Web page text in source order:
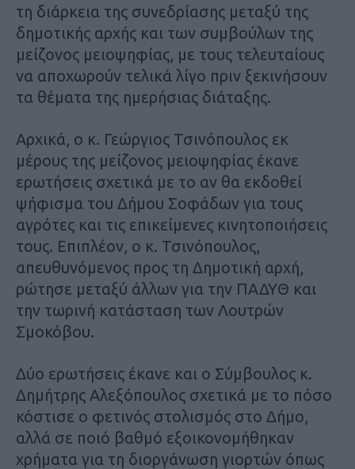
τη διάρκεια της συνεδρίασης μεταξύ της
δημοτικής αρχής και των συμβούλων της
μείζονος μειοψηφίας, με τους τελευταίους
να αποχωρούν τελικά λίγο πριν ξεκινήσουν
τα θέματα της ημερήσιας διάταξης.
Αρχικά, ο κ. Γεώργιος Τσινόπουλος εκ
μέρους της μείζονος μειοψηφίας έκανε
ερωτήσεις σχετικά με το αν θα εκδοθεί
ψήφισμα του Δήμου Σοφάδων για τους
αγρότες και τις επικείμενες κινητοποιήσεις
τους. Επιπλέον, ο κ. Τσινόπουλος,
απευθυνόμενος προς τη Δημοτική αρχή,
ρώτησε μεταξύ άλλων για την ΠΑΔΥΘ και
την τωρινή κατάσταση των Λουτρών
Σμοκόβου.
Δύο ερωτήσεις έκανε και ο Σύμβουλος κ.
Δημήτρης Αλεξόπουλος σχετικά με το πόσο
κόστισε ο φετινός στολισμός στο Δήμο,
αλλά σε ποιό βαθμό εξοικονομήθηκαν
χρήματα για τη διοργάνωση γιορτών όπως